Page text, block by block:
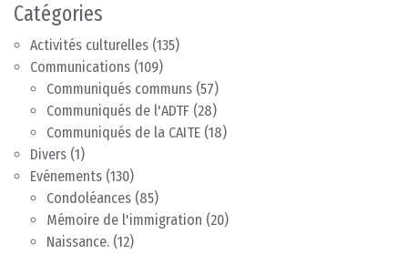
Catégories
Activités culturelles (135)
Communications (109)
Communiqués communs (57)
Communiqués de l'ADTF (28)
Communiqués de la CAITE (18)
Divers (1)
Evénements (130)
Condoléances (85)
Mémoire de l'immigration (20)
Naissance. (12)